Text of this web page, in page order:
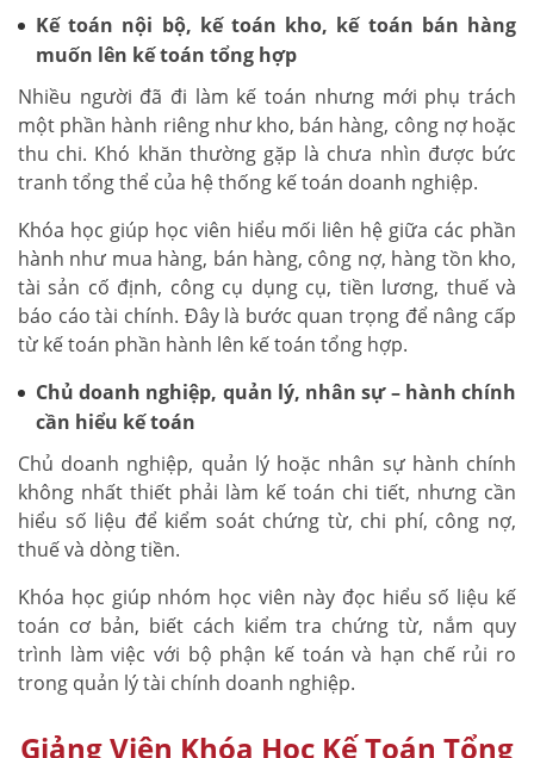
Kế toán nội bộ, kế toán kho, kế toán bán hàng
muốn lên kế toán tổng hợp
Nhiều người đã đi làm kế toán nhưng mới phụ trách
một phần hành riêng như kho, bán hàng, công nợ hoặc
thu chi. Khó khăn thường gặp là chưa nhìn được bức
tranh tổng thể của hệ thống kế toán doanh nghiệp.
Khóa học giúp học viên hiểu mối liên hệ giữa các phần
hành như mua hàng, bán hàng, công nợ, hàng tồn kho,
tài sản cố định, công cụ dụng cụ, tiền lương, thuế và
báo cáo tài chính. Đây là bước quan trọng để nâng cấp
từ kế toán phần hành lên kế toán tổng hợp.
Chủ doanh nghiệp, quản lý, nhân sự – hành chính
cần hiểu kế toán
Chủ doanh nghiệp, quản lý hoặc nhân sự hành chính
không nhất thiết phải làm kế toán chi tiết, nhưng cần
hiểu số liệu để kiểm soát chứng từ, chi phí, công nợ,
thuế và dòng tiền.
Khóa học giúp nhóm học viên này đọc hiểu số liệu kế
toán cơ bản, biết cách kiểm tra chứng từ, nắm quy
trình làm việc với bộ phận kế toán và hạn chế rủi ro
trong quản lý tài chính doanh nghiệp.
Giảng Viên Khóa Học Kế Toán Tổng